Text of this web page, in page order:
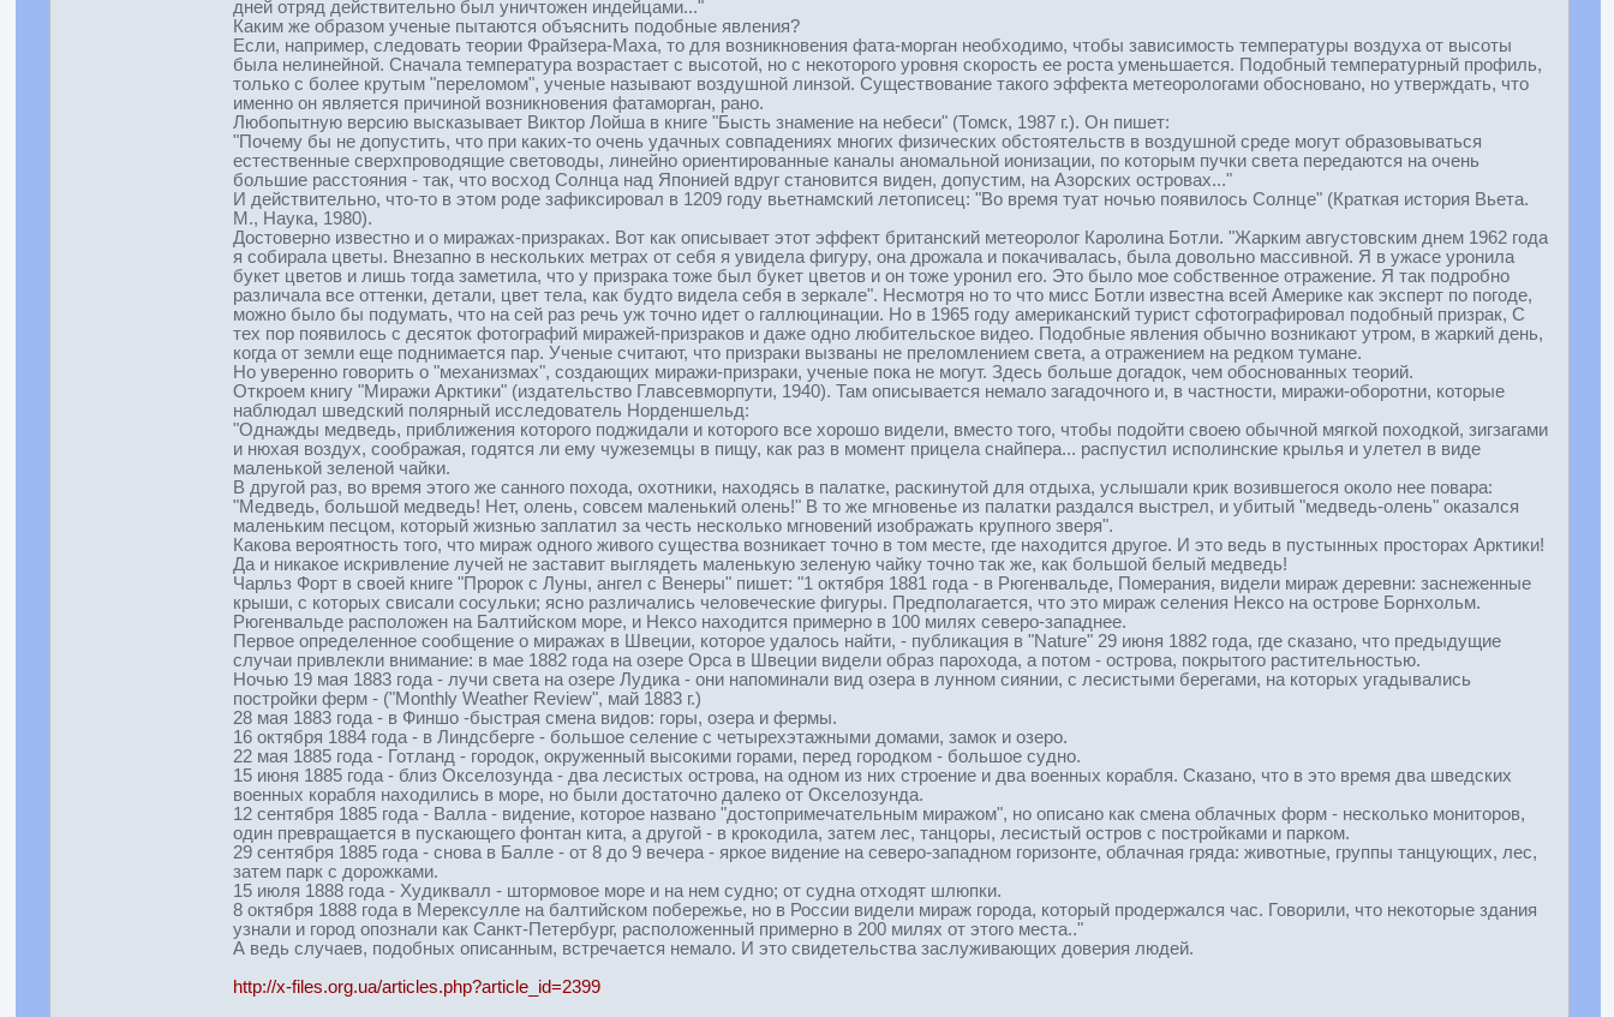
дней отряд действительно был уничтожен индейцами..."
Каким же образом ученые пытаются объяснить подобные явления?
Если, например, следовать теории Фрайзера-Маха, то для возникновения фата-морган необходимо, чтобы зависимость температуры воздуха от высоты
была нелинейной. Сначала температура возрастает с высотой, но с некоторого уровня скорость ее роста уменьшается. Подобный температурный профиль,
только с более крутым "переломом", ученые называют воздушной линзой. Существование такого эффекта метеорологами обосновано, но утверждать, что
именно он является причиной возникновения фатаморган, рано.
Любопытную версию высказывает Виктор Лойша в книге "Бысть знамение на небеси" (Томск, 1987 г.). Он пишет:
"Почему бы не допустить, что при каких-то очень удачных совпадениях многих физических обстоятельств в воздушной среде могут образовываться
естественные сверхпроводящие световоды, линейно ориентированные каналы аномальной ионизации, по которым пучки света передаются на очень
большие расстояния - так, что восход Солнца над Японией вдруг становится виден, допустим, на Азорских островах..."
И действительно, что-то в этом роде зафиксировал в 1209 году вьетнамский летописец: "Во время туат ночью появилось Солнце" (Краткая история Вьета.
М., Наука, 1980).
Достоверно известно и о миражах-призраках. Вот как описывает этот эффект британский метеоролог Каролина Ботли. "Жарким августовским днем 1962 года
я собирала цветы. Внезапно в нескольких метрах от себя я увидела фигуру, она дрожала и покачивалась, была довольно массивной. Я в ужасе уронила
букет цветов и лишь тогда заметила, что у призрака тоже был букет цветов и он тоже уронил его. Это было мое собственное отражение. Я так подробно
различала все оттенки, детали, цвет тела, как будто видела себя в зеркале". Несмотря но то что мисс Ботли известна всей Америке как эксперт по погоде,
можно было бы подумать, что на сей раз речь уж точно идет о галлюцинации. Но в 1965 году американский турист сфотографировал подобный призрак, С
тех пор появилось с десяток фотографий миражей-призраков и даже одно любительское видео. Подобные явления обычно возникают утром, в жаркий день,
когда от земли еще поднимается пар. Ученые считают, что призраки вызваны не преломлением света, а отражением на редком тумане.
Но уверенно говорить о "механизмах", создающих миражи-призраки, ученые пока не могут. Здесь больше догадок, чем обоснованных теорий.
Откроем книгу "Миражи Арктики" (издательство Главсевморпути, 1940). Там описывается немало загадочного и, в частности, миражи-оборотни, которые
наблюдал шведский полярный исследователь Норденшельд:
"Однажды медведь, приближения которого поджидали и которого все хорошо видели, вместо того, чтобы подойти своею обычной мягкой походкой, зигзагами
и нюхая воздух, соображая, годятся ли ему чужеземцы в пищу, как раз в момент прицела снайпера... распустил исполинские крылья и улетел в виде
маленькой зеленой чайки.
В другой раз, во время этого же санного похода, охотники, находясь в палатке, раскинутой для отдыха, услышали крик возившегося около нее повара:
"Медведь, большой медведь! Нет, олень, совсем маленький олень!" В то же мгновенье из палатки раздался выстрел, и убитый "медведь-олень" оказался
маленьким песцом, который жизнью заплатил за честь несколько мгновений изображать крупного зверя".
Какова вероятность того, что мираж одного живого существа возникает точно в том месте, где находится другое. И это ведь в пустынных просторах Арктики!
Да и никакое искривление лучей не заставит выглядеть маленькую зеленую чайку точно так же, как большой белый медведь!
Чарльз Форт в своей книге "Пророк с Луны, ангел с Венеры" пишет: "1 октября 1881 года - в Рюгенвальде, Померания, видели мираж деревни: заснеженные
крыши, с которых свисали сосульки; ясно различались человеческие фигуры. Предполагается, что это мираж селения Нексо на острове Борнхольм.
Рюгенвальде расположен на Балтийском море, и Нексо находится примерно в 100 милях северо-западнее.
Первое определенное сообщение о миражах в Швеции, которое удалось найти, - публикация в "Nature" 29 июня 1882 года, где сказано, что предыдущие
случаи привлекли внимание: в мае 1882 года на озере Орса в Швеции видели образ парохода, а потом - острова, покрытого растительностью.
Ночью 19 мая 1883 года - лучи света на озере Лудика - они напоминали вид озера в лунном сиянии, с лесистыми берегами, на которых угадывались
постройки ферм - ("Monthly Weather Review", май 1883 г.)
28 мая 1883 года - в Финшо -быстрая смена видов: горы, озера и фермы.
16 октября 1884 года - в Линдсберге - большое селение с четырехэтажными домами, замок и озеро.
22 мая 1885 года - Готланд - городок, окруженный высокими горами, перед городком - большое судно.
15 июня 1885 года - близ Окселозунда - два лесистых острова, на одном из них строение и два военных корабля. Сказано, что в это время два шведских
военных корабля находились в море, но были достаточно далеко от Окселозунда.
12 сентября 1885 года - Валла - видение, которое названо "достопримечательным миражом", но описано как смена облачных форм - несколько мониторов,
один превращается в пускающего фонтан кита, а другой - в крокодила, затем лес, танцоры, лесистый остров с постройками и парком.
29 сентября 1885 года - снова в Балле - от 8 до 9 вечера - яркое видение на северо-западном горизонте, облачная гряда: животные, группы танцующих, лес,
затем парк с дорожками.
15 июля 1888 года - Худиквалл - штормовое море и на нем судно; от судна отходят шлюпки.
8 октября 1888 года в Мерексулле на балтийском побережье, но в России видели мираж города, который продержался час. Говорили, что некоторые здания
узнали и город опознали как Санкт-Петербург, расположенный примерно в 200 милях от этого места.."
А ведь случаев, подобных описанным, встречается немало. И это свидетельства заслуживающих доверия людей.
http://x-files.org.ua/articles.php?article_id=2399